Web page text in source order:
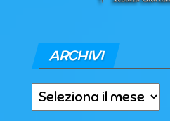
ARCHIVI
Archivi